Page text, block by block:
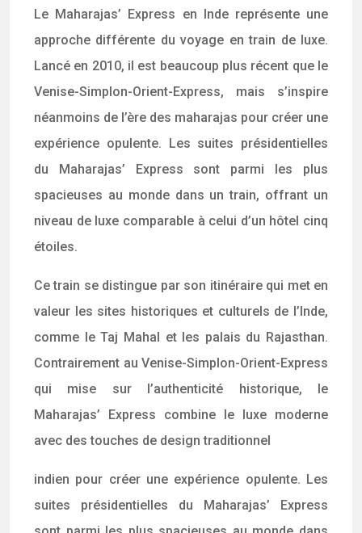
Le Maharajas’ Express en Inde représente une
approche différente du voyage en train de luxe.
Lancé en 2010, il est beaucoup plus récent que le
Venise-Simplon-Orient-Express, mais s’inspire
néanmoins de l’ère des maharajas pour créer une
expérience opulente. Les suites présidentielles
du Maharajas’ Express sont parmi les plus
spacieuses au monde dans un train, offrant un
niveau de luxe comparable à celui d’un hôtel cinq
étoiles.
Ce train se distingue par son itinéraire qui met en
valeur les sites historiques et culturels de l’Inde,
comme le Taj Mahal et les palais du Rajasthan.
Contrairement au Venise-Simplon-Orient-Express
qui mise sur l’authenticité historique, le
Maharajas’ Express combine le luxe moderne
avec des touches de design traditionnel
indien pour créer une expérience opulente. Les
suites présidentielles du Maharajas’ Express